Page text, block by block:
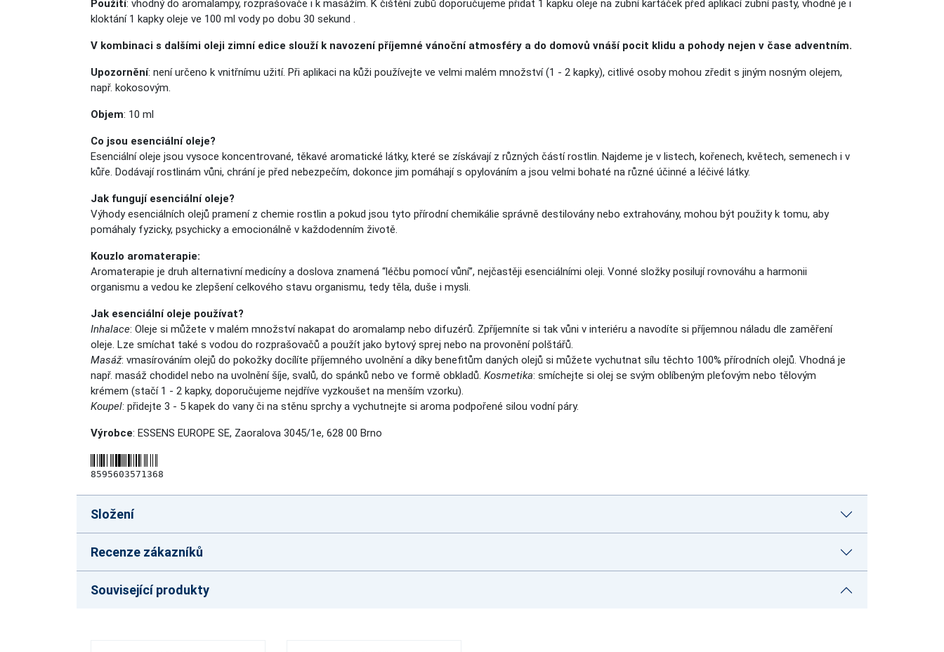
Použití: vhodný do aromalampy, rozprašovače i k masážím. K čištění zubů doporučujeme přidat 1 kapku oleje na zubní kartáček před aplikací zubní pasty, vhodné je i
kloktání 1 kapky oleje ve 100 ml vody po dobu 30 sekund .
V kombinaci s dalšími oleji zimní edice slouží k navození příjemné vánoční atmosféry a do domovů vnáší pocit klidu a pohody nejen v čase adventním.
Upozornění: není určeno k vnitřnímu užití. Při aplikaci na kůži používejte ve velmi malém množství (1 - 2 kapky), citlivé osoby mohou zředit s jiným nosným olejem,
např. kokosovým.
Objem: 10 ml
Co jsou esenciální oleje?
Esenciální oleje jsou vysoce koncentrované, těkavé aromatické látky, které se získávají z různých částí rostlin. Najdeme je v listech, kořenech, květech, semenech i v
kůře. Dodávají rostlinám vůni, chrání je před nebezpečím, dokonce jim pomáhají s opylováním a jsou velmi bohaté na různé účinné a léčivé látky.
Jak fungují esenciální oleje?
Výhody esenciálních olejů pramení z chemie rostlin a pokud jsou tyto přírodní chemikálie správně destilovány nebo extrahovány, mohou být použity k tomu, aby
pomáhaly fyzicky, psychicky a emocionálně v každodenním životě.
Kouzlo aromaterapie:
Aromaterapie je druh alternativní medicíny a doslova znamená “léčbu pomocí vůní”, nejčastěji esenciálními oleji. Vonné složky posilují rovnováhu a harmonii
organismu a vedou ke zlepšení celkového stavu organismu, tedy těla, duše i mysli.
Jak esenciální oleje používat?
Inhalace: Oleje si můžete v malém množství nakapat do aromalamp nebo difuzérů. Zpříjemníte si tak vůni v interiéru a navodíte si příjemnou náladu dle zaměření
oleje. Lze smíchat také s vodou do rozprašovačů a použít jako bytový sprej nebo na provonění polštářů.
Masáž: vmasírováním olejů do pokožky docílíte příjemného uvolnění a díky benefitům daných olejů si můžete vychutnat sílu těchto 100% přírodních olejů. Vhodná je
např. masáž chodidel nebo na uvolnění šíje, svalů, do spánků nebo ve formě obkladů. Kosmetika: smíchejte si olej se svým oblíbeným pleťovým nebo tělovým
krémem (stačí 1 - 2 kapky, doporučujeme nejdříve vyzkoušet na menším vzorku).
Koupel: přidejte 3 - 5 kapek do vany či na stěnu sprchy a vychutnejte si aroma podpořené silou vodní páry.
Výrobce: ESSENS EUROPE SE, Zaoralova 3045/1e, 628 00 Brno
8595603571368
Složení
Recenze zákazníků
Související produkty